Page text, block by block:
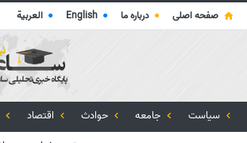
صفحه اصلی ● درباره ما ●
English
● العربية
سیاست جامعه حوادث اقتصاد